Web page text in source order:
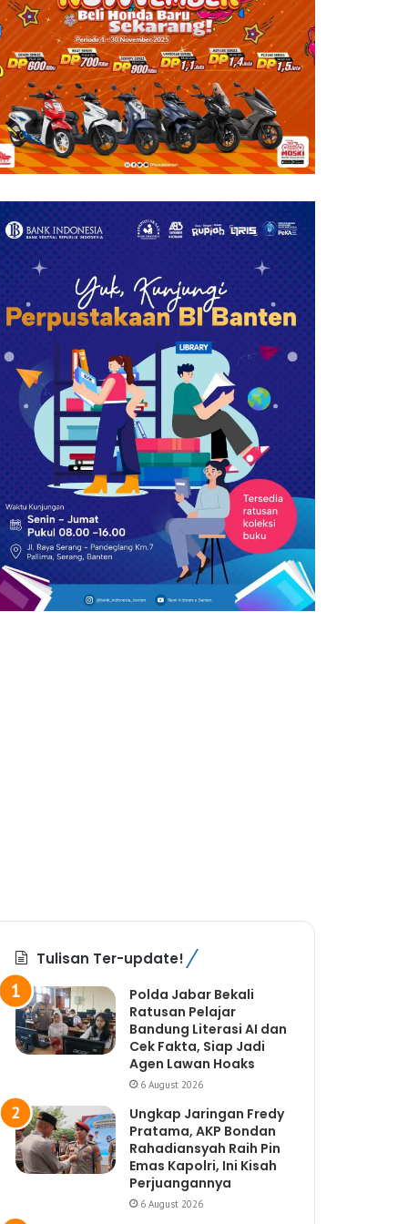
Tulisan Ter-update!
Polda Jabar Bekali
Ratusan Pelajar
Bandung Literasi AI dan
Cek Fakta, Siap Jadi
Agen Lawan Hoaks
6 August 2026
Ungkap Jaringan Fredy
Pratama, AKP Bondan
Rahadiansyah Raih Pin
Emas Kapolri, Ini Kisah
Perjuangannya
6 August 2026